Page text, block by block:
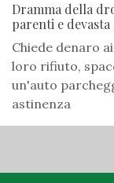
Dramma della
parenti e devasta
Chiede denaro
loro rifiuto,
un'auto
astinenza